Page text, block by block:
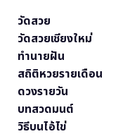
วัดสวย
วัดสวยเชียงใหม่
ทำนายฝัน
สถิติหวยรายเดือน
ดวงรายวัน
บทสวดมนต์
วิธีบนไอ้ไข่